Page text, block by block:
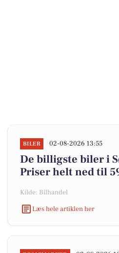
BILER 02-08-2026 13:55
De billigste biler i
Priser helt ned til
Kilde: Bilhandel
Læs hele artiklen her